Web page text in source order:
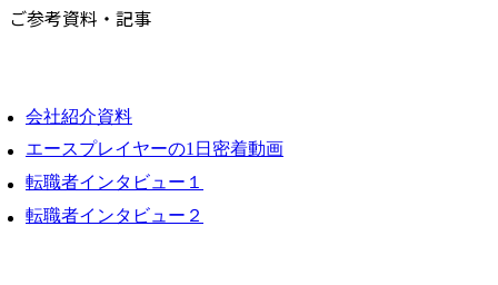
ご参考資料・記事
会社紹介資料
エースプレイヤーの1日密着動画
転職者インタビュー１
転職者インタビュー２